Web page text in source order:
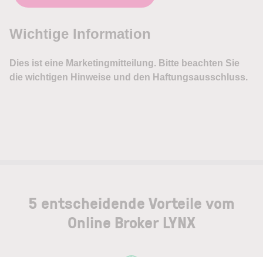
5 entscheidende Vorteile vom
Online Broker LYNX